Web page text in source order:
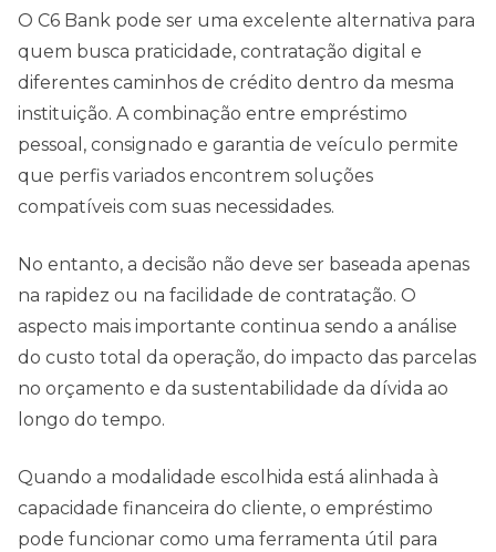
O C6 Bank pode ser uma excelente alternativa para
quem busca praticidade, contratação digital e
diferentes caminhos de crédito dentro da mesma
instituição. A combinação entre empréstimo
pessoal, consignado e garantia de veículo permite
que perfis variados encontrem soluções
compatíveis com suas necessidades.
No entanto, a decisão não deve ser baseada apenas
na rapidez ou na facilidade de contratação. O
aspecto mais importante continua sendo a análise
do custo total da operação, do impacto das parcelas
no orçamento e da sustentabilidade da dívida ao
longo do tempo.
Quando a modalidade escolhida está alinhada à
capacidade financeira do cliente, o empréstimo
pode funcionar como uma ferramenta útil para